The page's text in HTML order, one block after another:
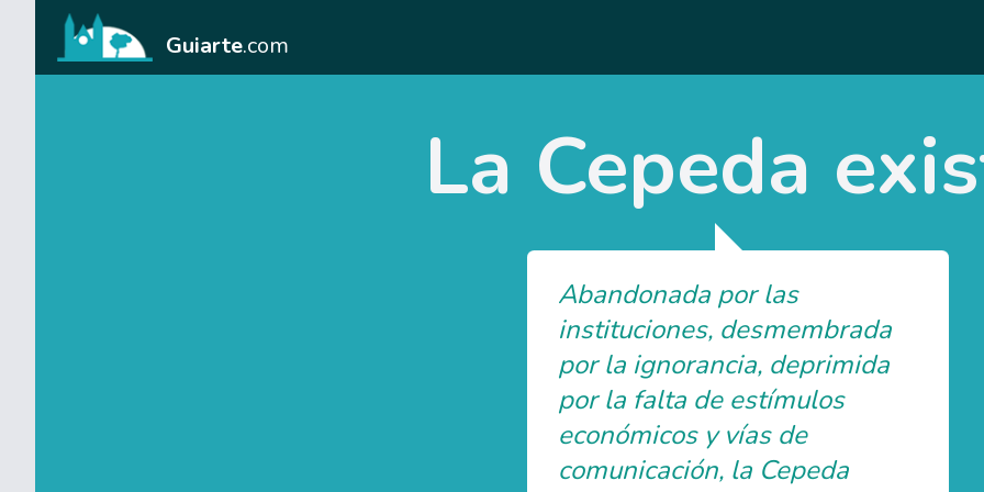
Guiarte.com
La Cepeda
Abandonada por las
instituciones, desmembrada
por la ignorancia, deprimida
por la falta de estímulos
económicos y vías de
comunicación, la Cepeda